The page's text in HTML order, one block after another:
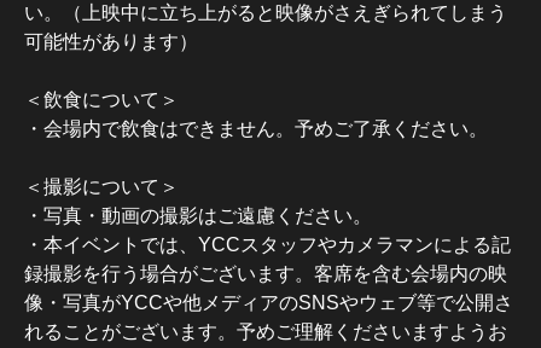
い。（上映中に立ち上がると映像がさえぎられてしまう
可能性があります）
＜飲食について＞
・会場内で飲食はできません。予めご了承ください。
＜撮影について＞
・写真・動画の撮影はご遠慮ください。
・本イベントでは、YCCスタッフやカメラマンによる記
録撮影を行う場合がございます。客席を含む会場内の映
像・写真がYCCや他メディアのSNSやウェブ等で公開さ
れることがございます。予めご理解くださいますようお